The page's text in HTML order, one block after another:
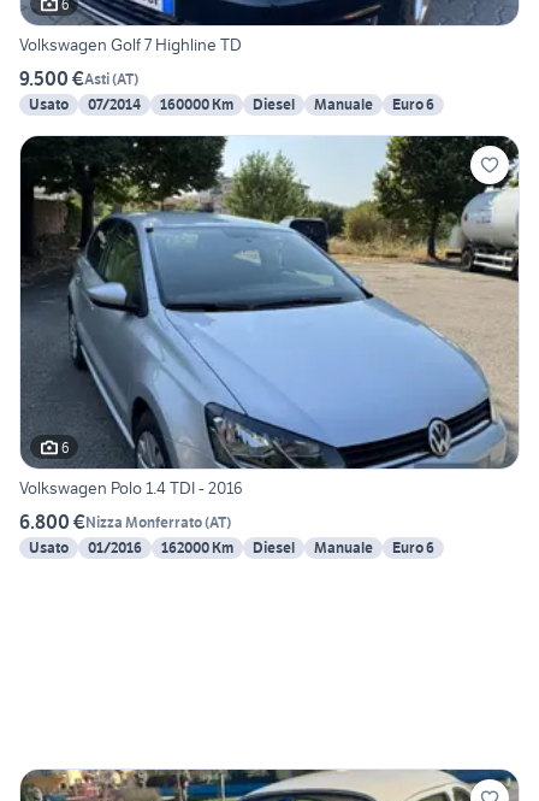
6
Volkswagen Golf 7 Highline TD
9.500 €Asti(AT)
Usato
07/2014 160000 Km Diesel Manuale Euro 6
6
Volkswagen Polo 1.4 TDI - 2016
6.800 €Nizza Monferrato(AT)
Usato
01/2016 162000 Km Diesel Manuale Euro 6